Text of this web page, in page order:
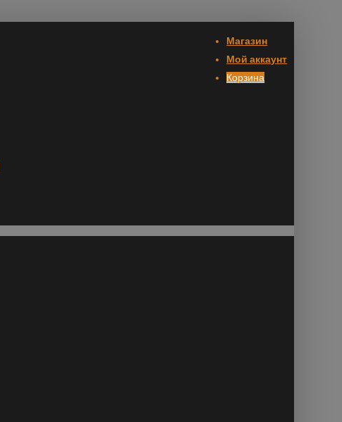
Магазин
Мой аккаунт
Корзина